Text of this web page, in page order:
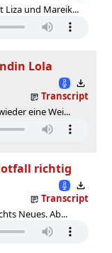
Liza und Mareik...
Lola
Transcript
eine Wei...
richtig
Transcript
Neues. Ab...